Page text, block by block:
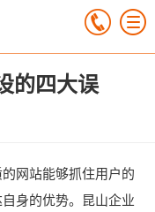
的四大误
网站能够抓住用户的
身的优势。昆山企业